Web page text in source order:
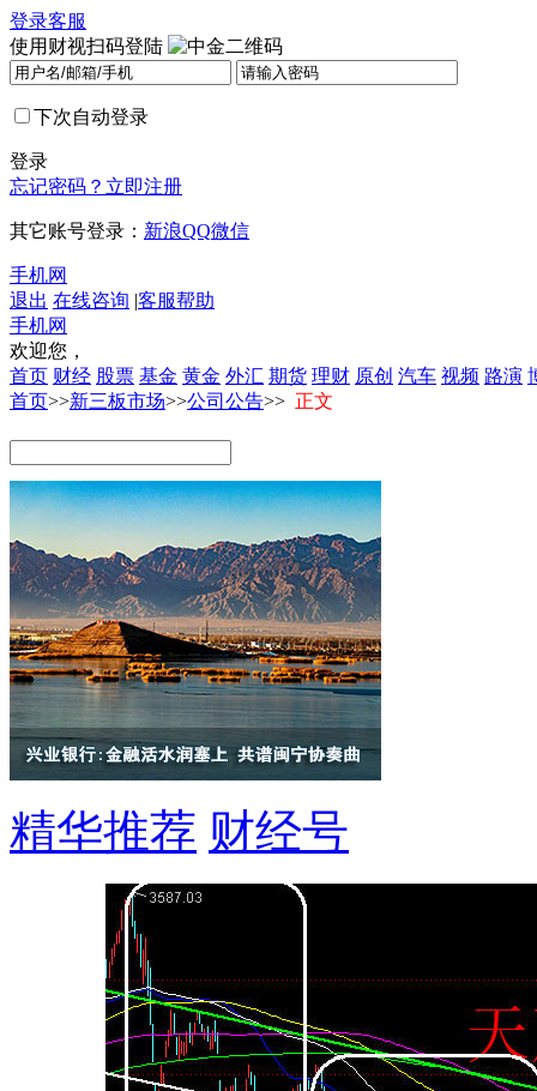
登录客服
使用财视扫码登陆
下次自动登录
登录
忘记密码？ 立即注册
其它账号登录： 新浪QQ微信
手机网
退出 在线咨询 |客服帮助
手机网
欢迎您，
首页 财经 股票 基金 黄金 外汇 期货 理财 原创 汽车 视频 路演
首页>>新三板市场>>公司公告>> 正文
精华推荐 财经号